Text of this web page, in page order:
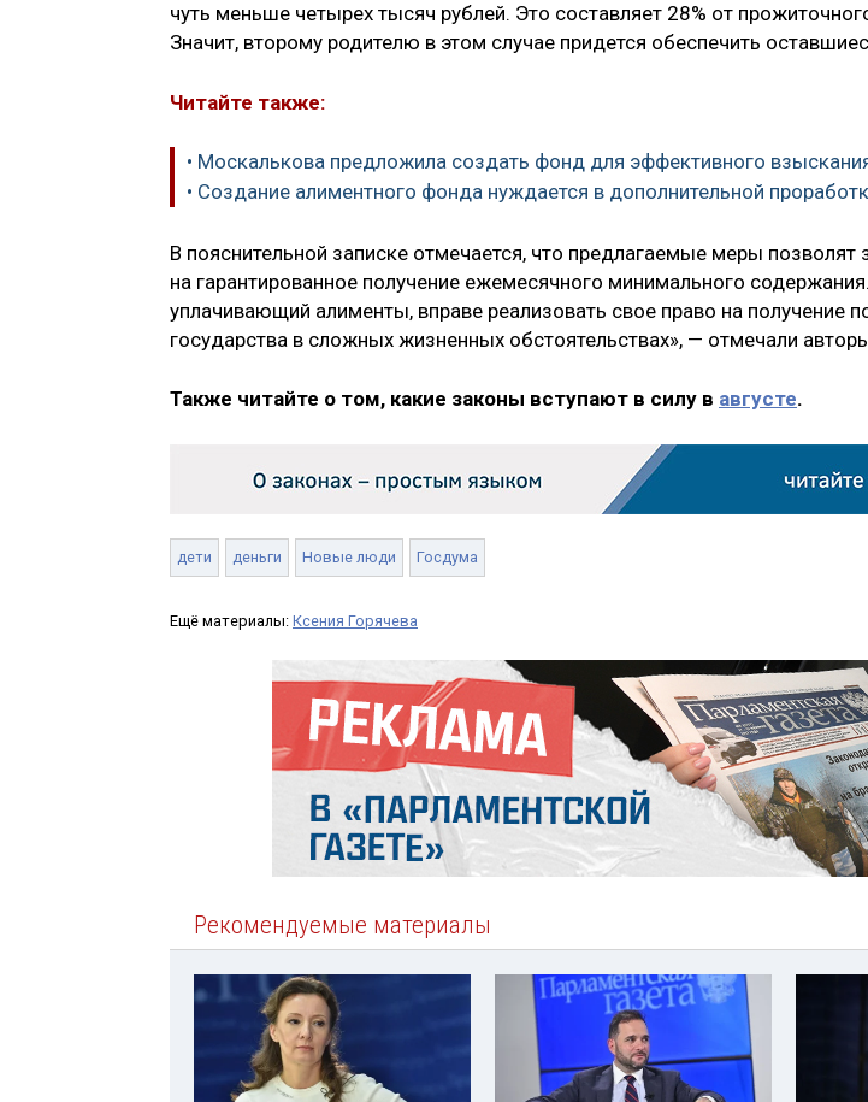
чуть меньше четырех тысяч рублей. Это составляет 28% от
Значит, второму родителю в этом случае придется обеспечить
Читайте также:
• Москалькова предложила создать фонд для эффективного
• Создание алиментного фонда нуждается в дополнительной
В пояснительной записке отмечается, что предлагаемые меры позволят
на гарантированное получение ежемесячного минимального
уплачивающий алименты, вправе реализовать свое право на получение
государства в сложных жизненных обстоятельствах», — отмечали
Также читайте о том, какие законы вступают в силу в августе.
дети деньги Новые люди Госдума
Ещё материалы: Ксения Горячева
Рекомендуемые материалы